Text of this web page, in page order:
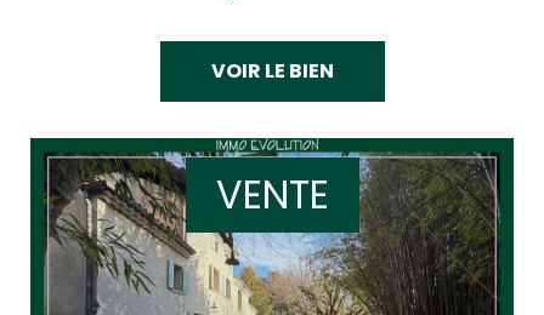
VOIR LE BIEN
VENTE